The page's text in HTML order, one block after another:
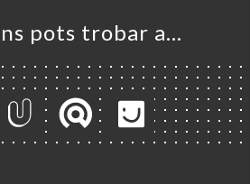
pots trobar a…